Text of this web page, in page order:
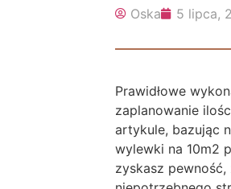
Oska 5 lipca,
Prawidłowe
zaplanowanie
artykule, bazując
wylewki na 10m2
zyskasz